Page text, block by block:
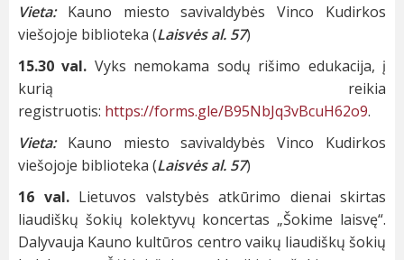
Vieta:Kauno miesto savivaldybės Vinco Kudirkos
viešojoje biblioteka (Laisvės al. 57)
15.30 val. Vyks nemokama sodų rišimo edukacija, į
kurią reikia
registruotis: https://forms.gle/B95NbJq3vBcuH62o9.
Vieta:Kauno miesto savivaldybės Vinco Kudirkos
viešojoje biblioteka (Laisvės al. 57)
16 val.Lietuvos valstybės atkūrimo dienai skirtas
liaudiškų šokių kolektyvų koncertas „Šokime laisvę“.
Dalyvauja Kauno kultūros centro vaikų liaudiškų šokių